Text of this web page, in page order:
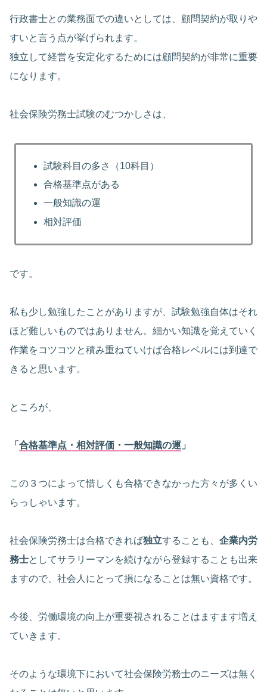
行政書士との業務面での違いとしては、顧問契約が取りや
すいと言う点が挙げられます。
独立して経営を安定化するためには顧問契約が非常に重要
になります。
社会保険労務士試験のむつかしさは、
試験科目の多さ（10科目）
合格基準点がある
一般知識の運
相対評価
です。
私も少し勉強したことがありますが、試験勉強自体はそれ
ほど難しいものではありません。細かい知識を覚えていく
作業をコツコツと積み重ねていけば合格レベルには到達で
きると思います。
ところが、
「 合格基準点・相対評価・一般知識の運 」
この３つによって惜しくも合格できなかった方々が多くい
らっしゃいます。
社会保険労務士は合格できれば独立することも、 企業内労
務士としてサラリーマンを続けながら登録することも出来
ますので、社会人にとって損になることは無い資格です。
今後、労働環境の向上が重要視されることはますます増え
ていきます。
そのような環境下において社会保険労務士のニーズは無く